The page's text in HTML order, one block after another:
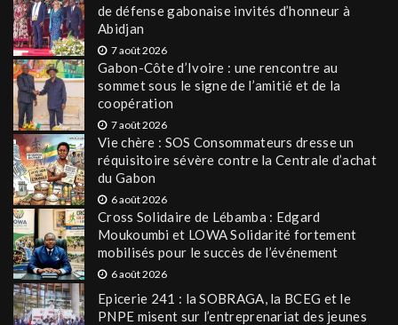
de défense gabonaise invités d’honneur à
Abidjan
7 août 2026
Gabon-Côte d’Ivoire : une rencontre au
sommet sous le signe de l’amitié et de la
coopération
7 août 2026
Vie chère : SOS Consommateurs dresse un
réquisitoire sévère contre la Centrale d’achat
du Gabon
6 août 2026
Cross Solidaire de Lébamba : Edgard
Moukoumbi et LOWA Solidarité fortement
mobilisés pour le succès de l’événement
6 août 2026
Epicerie 241 : la SOBRAGA, la BCEG et le
PNPE misent sur l’entreprenariat des jeunes